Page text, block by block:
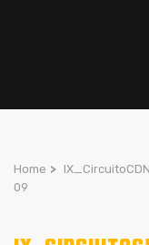
Home >
09